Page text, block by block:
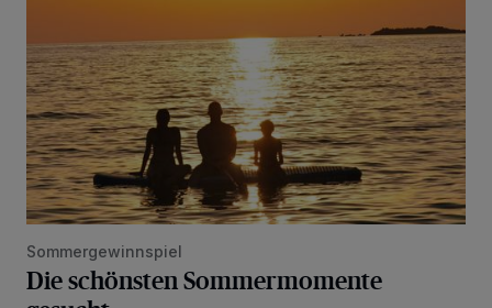
Sommergewinnspiel
Die schönsten Sommermomente